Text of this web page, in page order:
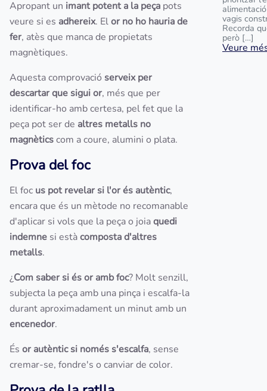
Apropant un imant potent a la peça pots
veure si es adhereix. Elor no ho hauria de
fer, atès que manca de propietats
magnètiques.
Aquesta comprovació serveix per
descartar que sigui or, més que per
identificar-ho amb certesa, pel fet que la
peça pot ser de altres metalls no
magnèticscom a coure, alumini o plata.
Prova del foc
El foc us pot revelar si l'or és autèntic,
encara que és un mètode no recomanable
d'aplicar si vols que la peça o joiaquedi
indemne si estàcomposta d'altres
metalls.
¿Com saber si és or amb foc? Molt senzill,
subjecta la peça amb una pinça i escalfa-la
durant aproximadament un minut amb un
encenedor.
És or autèntic si només s'escalfa, sense
cremar-se, fondre's o canviar de color.
vagis
Recorda
però […]
Veure